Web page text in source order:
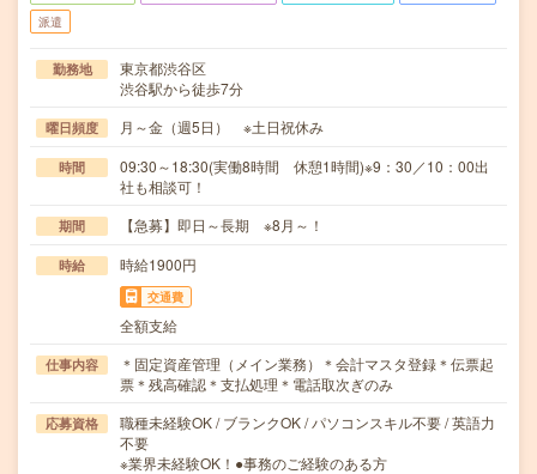
派遣
勤務地
東京都渋谷区
渋谷駅から徒歩7分
曜日頻度 月～金（週5日） ※土日祝休み
時間
09:30～18:30(実働8時間 休憩1時間)※9：30／10：00出
社も相談可！
期間 【急募】即日～長期 ※8月～！
時給 時給1900円
交通費
全額支給
仕事内容
＊固定資産管理（メイン業務）＊会計マスタ登録＊伝票起
票＊残高確認＊支払処理＊電話取次ぎのみ
応募資格
職種未経験OK / ブランクOK / パソコンスキル不要 / 英語力
不要
※業界未経験OK！●事務のご経験のある方